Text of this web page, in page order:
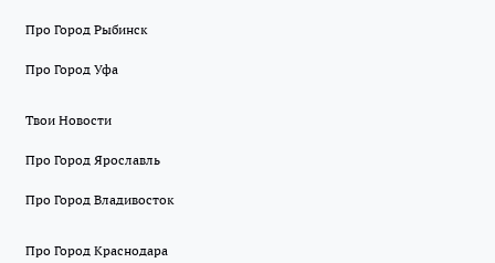
Про Город Рыбинск
Про Город Уфа
Твои Новости
Про Город Ярославль
Про Город Владивосток
Про Город Краснодара